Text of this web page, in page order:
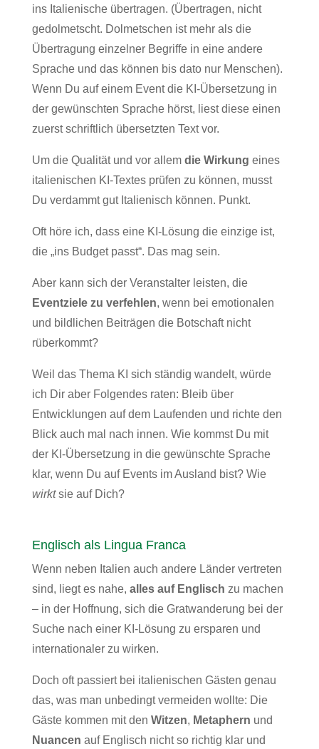
ins Italienische übertragen. (Übertragen, nicht
gedolmetscht. Dolmetschen ist mehr als die
Übertragung einzelner Begriffe in eine andere
Sprache und das können bis dato nur Menschen).
Wenn Du auf einem Event die KI-Übersetzung in
der gewünschten Sprache hörst, liest diese einen
zuerst schriftlich übersetzten Text vor.
Um die Qualität und vor allem die Wirkung eines
italienischen KI-Textes prüfen zu können, musst
Du verdammt gut Italienisch können. Punkt.
Oft höre ich, dass eine KI-Lösung die einzige ist,
die „ins Budget passt“. Das mag sein.
Aber kann sich der Veranstalter leisten, die
Eventziele zu verfehlen, wenn bei emotionalen
und bildlichen Beiträgen die Botschaft nicht
rüberkommt?
Weil das Thema KI sich ständig wandelt, würde
ich Dir aber Folgendes raten: Bleib über
Entwicklungen auf dem Laufenden und richte den
Blick auch mal nach innen. Wie kommst Du mit
der KI-Übersetzung in die gewünschte Sprache
klar, wenn Du auf Events im Ausland bist? Wie
wirktsie auf Dich?
Englisch als Lingua Franca
Wenn neben Italien auch andere Länder vertreten
sind, liegt es nahe, alles auf Englisch zu machen
– in der Hoffnung, sich die Gratwanderung bei der
Suche nach einer KI-Lösung zu ersparen und
internationaler zu wirken.
Doch oft passiert bei italienischen Gästen genau
das, was man unbedingt vermeiden wollte: Die
Gäste kommen mit den Witzen, Metaphern und
Nuancen auf Englisch nicht so richtig klar und